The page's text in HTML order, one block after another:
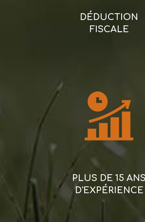
DÉDUCTION
FISCALE
PLUS DE 15 ANS
D'EXPÉRIENCE